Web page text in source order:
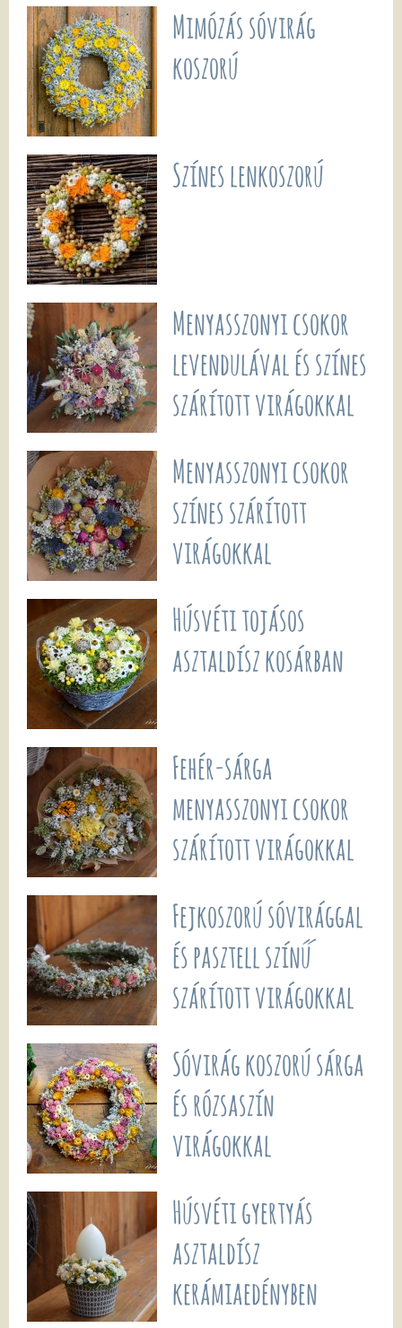
Mimózás sóvirág
koszorú
Színes lenkoszorú
Menyasszonyi csokor
levendulával és színes
szárított virágokkal
Menyasszonyi csokor
színes szárított
virágokkal
Húsvéti tojásos
asztaldísz kosárban
Fehér-sárga
menyasszonyi csokor
szárított virágokkal
Fejkoszorú sóvirággal
és pasztell színű
szárított virágokkal
Sóvirág koszorú sárga
és rózsaszín
virágokkal
Húsvéti gyertyás
asztaldísz
kerámiaedényben